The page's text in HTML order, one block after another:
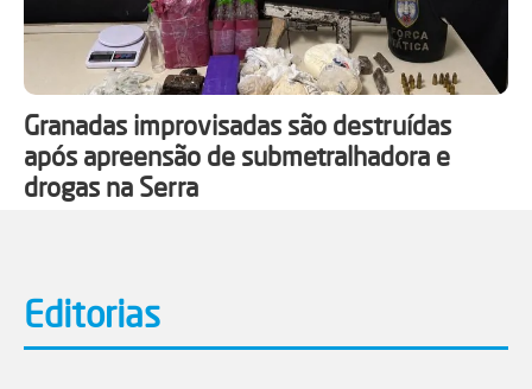
Granadas improvisadas são destruídas
após apreensão de submetralhadora e
drogas na Serra
Editorias